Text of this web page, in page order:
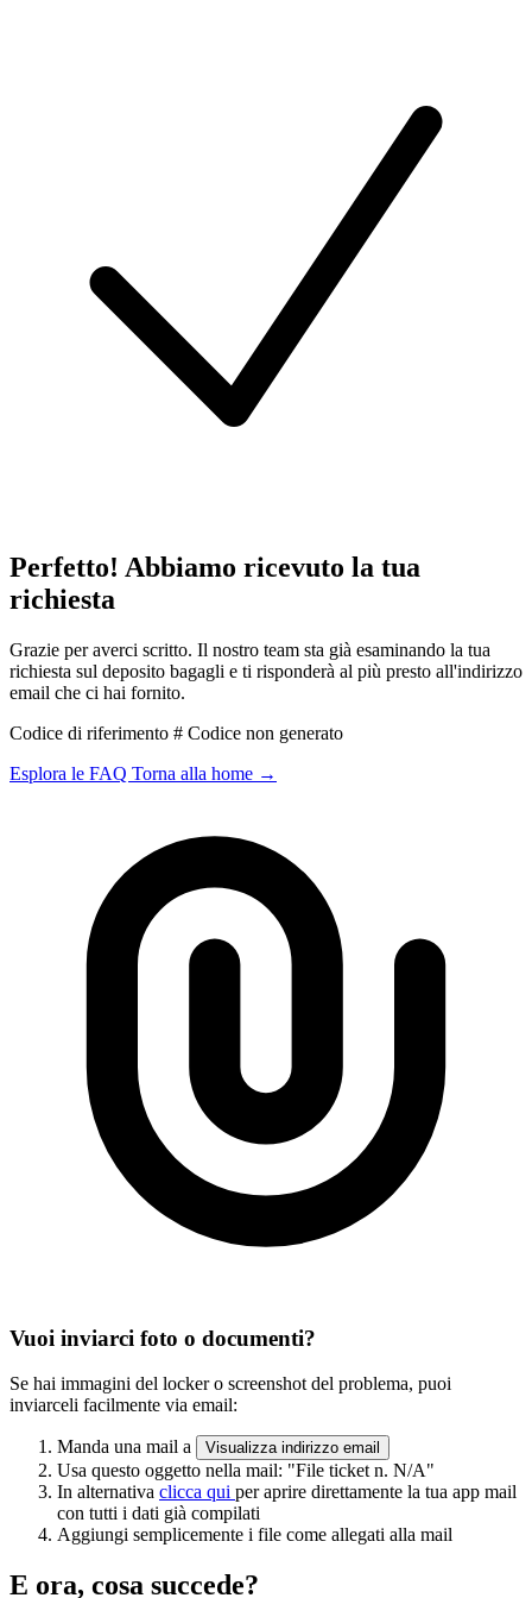
Perfetto! Abbiamo ricevuto la tua
richiesta
Grazie per averci scritto. Il nostro team sta già esaminando la tua
richiesta sul deposito bagagli e ti risponderà al più presto all'indirizzo
email che ci hai fornito.
Codice di riferimento # Codice non generato
Esplora le FAQ Torna alla home →
Vuoi inviarci foto o documenti?
Se hai immagini del locker o screenshot del problema, puoi
inviarceli facilmente via email:
Manda una mail a Visualizza indirizzo email
Usa questo oggetto nella mail: "File ticket n. N/A"
In alternativa clicca qui per aprire direttamente la tua app mail
con tutti i dati già compilati
Aggiungi semplicemente i file come allegati alla mail
E ora, cosa succede?